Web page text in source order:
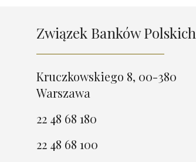
Związek Banków Polskich
Kruczkowskiego 8, 00-380
Warszawa
22 48 68 180
22 48 68 100